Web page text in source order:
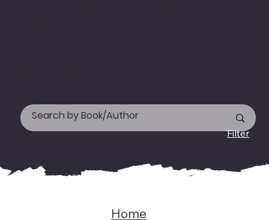
Filter
Home